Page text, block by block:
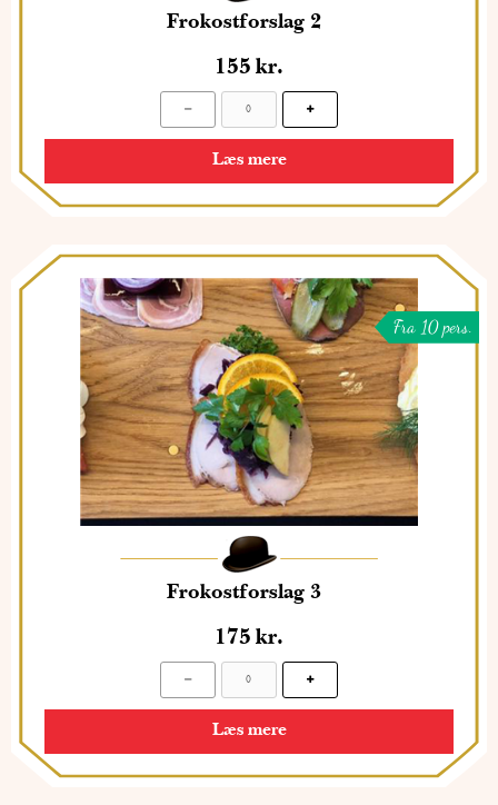
Frokostforslag 2
155 kr.
Læs mere
Frokostforslag 3
Fra 10 pers.
175 kr.
Læs mere